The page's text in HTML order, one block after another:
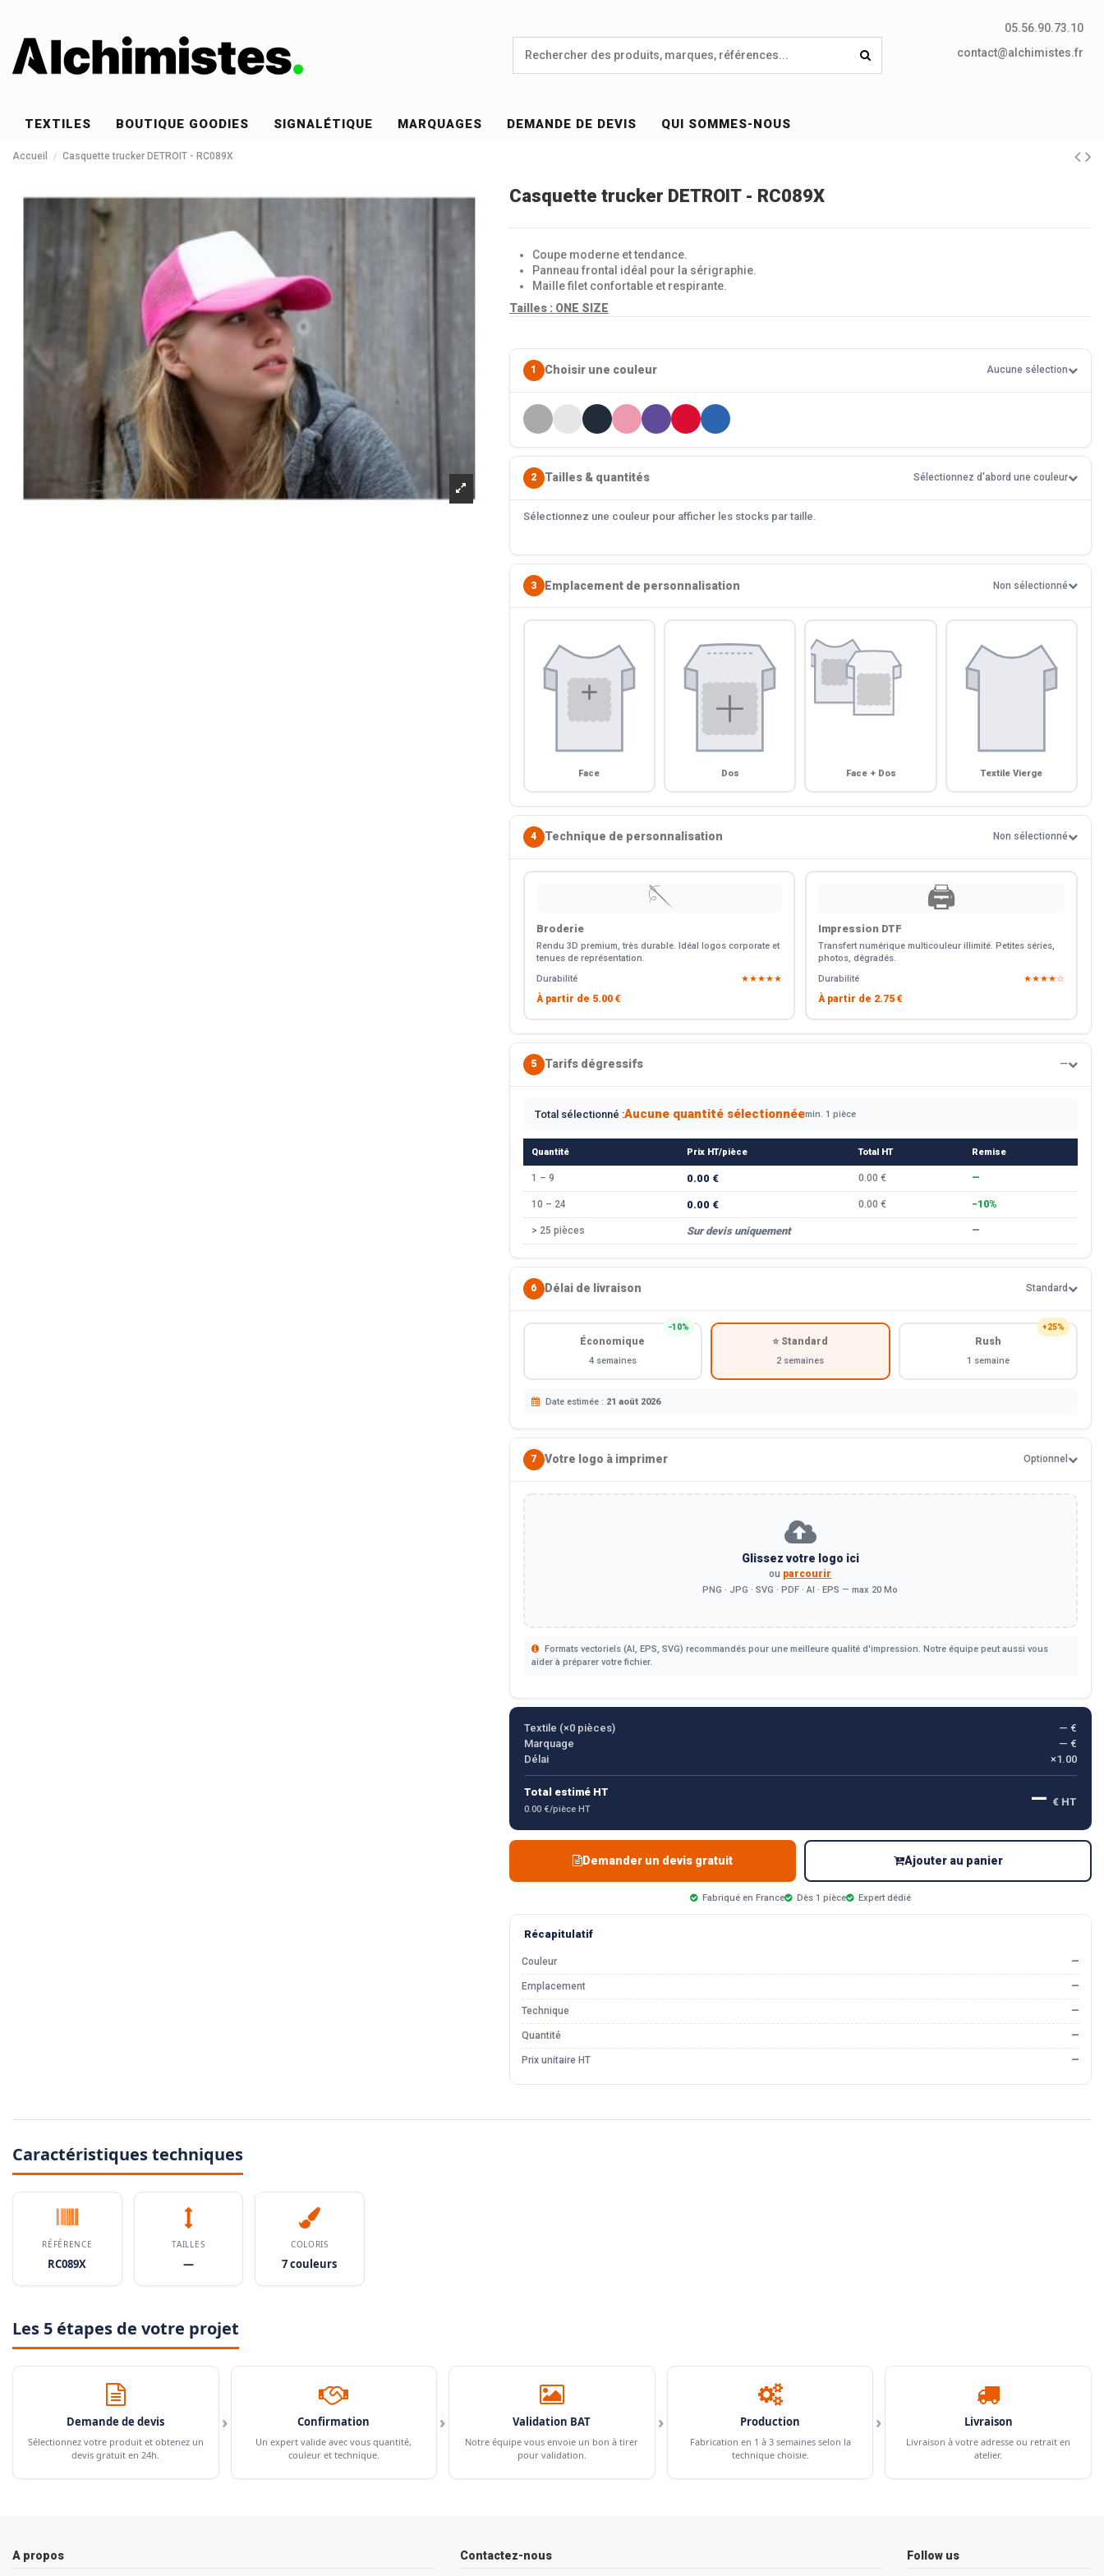
05.56.90.73.10
contact@alchimistes.fr
TEXTILES BOUTIQUE GOODIES SIGNALÉTIQUE MARQUAGES DEMANDE DE DEVIS QUI SOMMES-NOUS
Accueil Casquette trucker DETROIT - RC089X
Casquette trucker DETROIT - RC089X
Coupe moderne et tendance.
Panneau frontal idéal pour la sérigraphie.
Maille filet confortable et respirante.
Tailles : ONE SIZE
1 Choisir une couleur Aucune sélection
2 Tailles & quantités Sélectionnez d'abord une couleur
Sélectionnez une couleur pour afficher les stocks par taille.
3 Emplacement de personnalisation Non sélectionné
Face Dos Face + Dos Textile Vierge
4 Technique de personnalisation Non sélectionné
🪡
Broderie
Rendu 3D premium, très durable. Idéal logos corporate et
tenues de représentation.
Durabilité
★★★★★
À partir de 5.00 €
🖨️
Impression DTF
Transfert numérique multicouleur illimité. Petites séries,
photos, dégradés.
Durabilité
★★★★☆
À partir de 2.75 €
5 Tarifs dégressifs —
Total sélectionné :Aucune quantité sélectionnéemin. 1 pièce
Quantité Prix HT/pièce Total HT Remise
1 – 9 0.00 € 0.00 € —
10 – 24 0.00 € 0.00 € −10%
> 25 pièces Sur devis uniquement —
6 Délai de livraison Standard
−10%
Économique
4 semaines
⭐ Standard
2 semaines
+25%
Rush
1 semaine
Date estimée : 21 août 2026
7 Votre logo à imprimer Optionnel
Glissez votre logo ici
ou parcourir
PNG · JPG · SVG · PDF · AI · EPS — max 20 Mo
Formats vectoriels (AI, EPS, SVG) recommandés pour une meilleure qualité d'impression. Notre équipe peut aussi vous
aider à préparer votre fichier.
Textile (×0pièces)
— €
Marquage
— €
Délai
×1.00
Total estimé HT
0.00 €/pièce HT — € HT
Demander un devis gratuit Ajouter au panier
Fabriqué en France Dès 1 pièce Expert dédié
Récapitulatif
Couleur —
Emplacement —
Technique —
Quantité —
Prix unitaire HT —
Caractéristiques techniques
RÉFÉRENCE
RC089X
TAILLES
—
COLORIS
7 couleurs
Les 5 étapes de votre projet
Demande de devis
Sélectionnez votre produit et obtenez un
devis gratuit en 24h.
› Confirmation
Un expert valide avec vous quantité,
couleur et technique.
› Validation BAT
Notre équipe vous envoie un bon à tirer
pour validation.
› Production
Fabrication en 1 à 3 semaines selon la
technique choisie.
› Livraison
Livraison à votre adresse ou retrait en
atelier.
A propos Contactez-nous Follow us